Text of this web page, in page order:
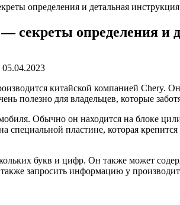
определения и детальная инструкция
секреты определения и
05.04.2023
китайской компанией Chery.
полезно для владельцев, которые
Обычно он находится на блоке
специальной пластине, которая
букв и цифр. Он также может
запросить информацию у